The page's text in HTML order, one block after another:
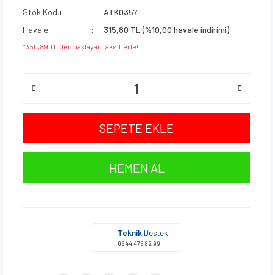
Stok Kodu
ATK0357
Havale
315,80 TL (%10,00 havale indirimi)
*350,89 TL den başlayan taksitlerle!
SEPETE EKLE
HEMEN AL
Teknik Destek
0544 475 82 99